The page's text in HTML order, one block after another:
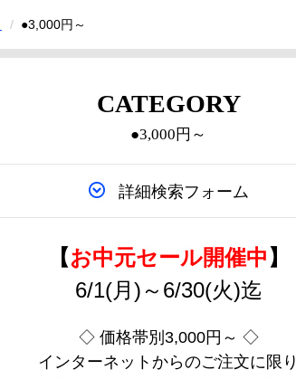
●3,000円～
CATEGORY
●3,000円～
詳細検索フォーム
【お中元セール開催中 】
6/1(月)～6/30(火)迄
◇ 価格帯別3,000円～ ◇
インターネットからのご注文に限り